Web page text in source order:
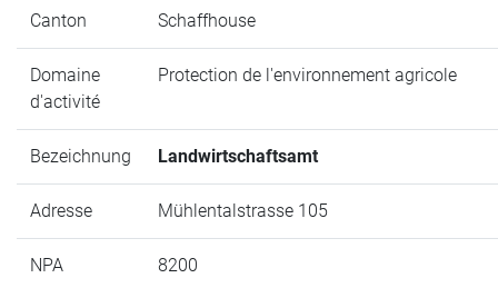
Canton Schaffhouse
Domaine
d'activité
Protection de l'environnement agricole
Bezeichnung Landwirtschaftsamt
Adresse Mühlentalstrasse 105
NPA 8200